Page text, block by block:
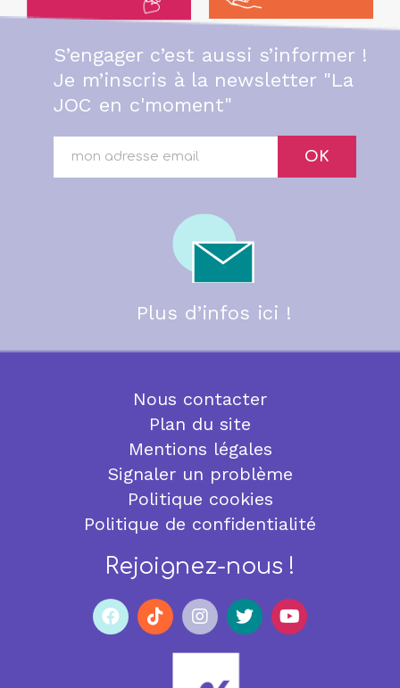
S’engager c’est aussi s’informer !
Je m’inscris à la newsletter "La
JOC en c'moment"
OK
Plus d’infos ici !
Nous contacter
Plan du site
Mentions légales
Signaler un problème
Politique cookies
Politique de confidentialité
Rejoignez-nous !